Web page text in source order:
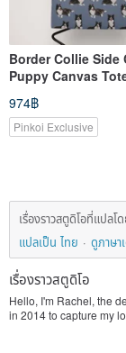
Border Collie Side
Puppy Canvas
Tote Bag Canvas
Backpack Trash Bag
974฿
Pinkoi Exclusive
เรื่องราวสตูดิโอที่แปล
แปลเป็น ไทย
ดูภาษา
เรื่องราวสตูดิโอ
Hello, I'm Rachel, the
in 2014 to capture my
capturing the adorable
Hop n Bounce's